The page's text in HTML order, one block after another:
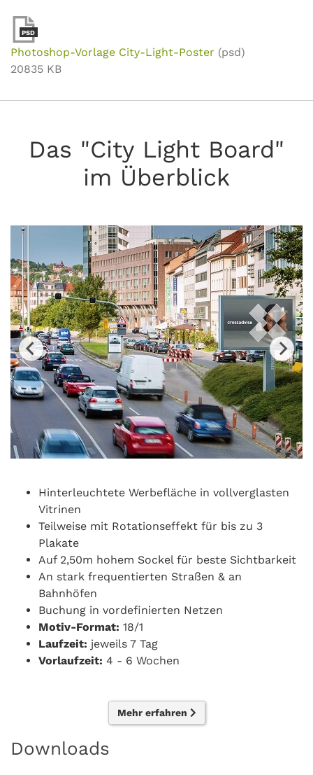
PSD
Photoshop-Vorlage City-Light-Poster (psd)
20835 KB
Das "City Light Board"
im Überblick
Hinterleuchtete Werbefläche in vollverglasten
Vitrinen
Teilweise mit Rotationseffekt für bis zu 3
Plakate
Auf 2,50m hohem Sockel für beste Sichtbarkeit
An stark frequentierten Straßen & an
Bahnhöfen
Buchung in vordefinierten Netzen
Motiv-Format: 18/1
Laufzeit: jeweils 7 Tag
Vorlaufzeit: 4 - 6 Wochen
Mehr erfahren
Downloads